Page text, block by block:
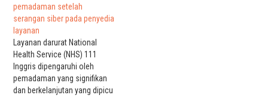
pertanian dan teknologi, NCSC
telah menerbitkan panduan
untuk membantu sektor
pertanian menanggapi
ancaman yang sama yang
dihadapi banyak organisasi
lain. NCSC mencatat sistem…
pemadaman setelah
serangan siber pada penyedia
layanan
Layanan darurat National
Health Service (NHS) 111
Inggris dipengaruhi oleh
pemadaman yang signifikan
dan berkelanjutan yang dipicu